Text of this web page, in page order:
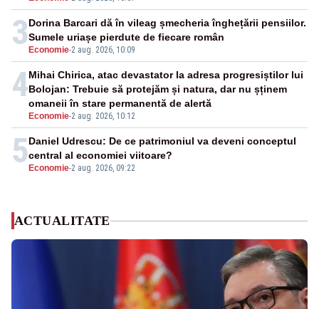
3 Economie-2 aug. 2026, 10:09
Dorina Barcari dă în vileag șmecheria înghețării pensiilor.
Sumele uriașe pierdute de fiecare român
4
Economie-2 aug. 2026, 10:12
Mihai Chirica, atac devastator la adresa progresiștilor lui
Bolojan: Trebuie să protejăm și natura, dar nu șținem
omaneii în stare permanentă de alertă
5 Economie-2 aug. 2026, 09:22
Daniel Udrescu: De ce patrimoniul va deveni conceptul
central al economiei viitoare?
ACTUALITATE